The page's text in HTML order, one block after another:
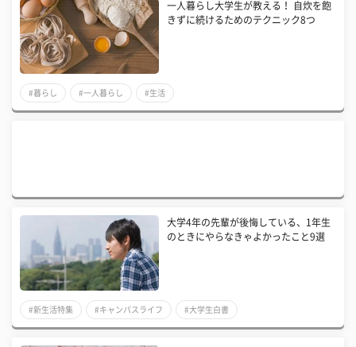
一人暮らし大学生が教える！ 自炊を飽
きずに続けるためのテクニック8つ
#暮らし #一人暮らし #生活
大学4年の先輩が後悔している、1年生
のときにやらなきゃよかったこと9選
#新生活特集 #キャンパスライフ #大学生白書